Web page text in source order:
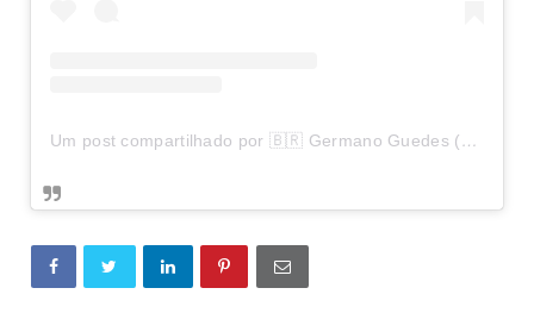
Um post compartilhado por 🇧🇷 Germano Guedes (@germano.guedes10)